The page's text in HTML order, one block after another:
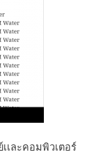
เละคอมพิวเตอร์